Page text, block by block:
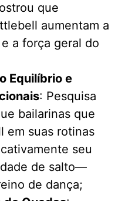
que
aumentam a
a força geral do
Equilíbrio e
: Pesquisa
bailarinas que
em suas rotinas
seu
de salto—
de dança;